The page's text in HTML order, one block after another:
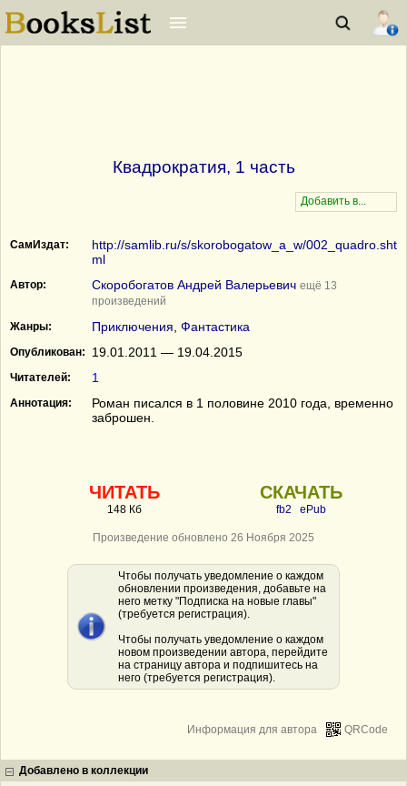
Квадрократия, 1 часть
СамИздат:
http://samlib.ru/s/skorobogatow_a_w/002_quadro.sht
ml
Автор: Скоробогатов Андрей Валерьевич ещё 13
произведений
Жанры:
Приключения Фантастика
Опубликован: 19.01.2011 — 19.04.2015
Читателей: 1
Аннотация:
Роман писался в 1 половине 2010 года, временно
заброшен.
ЧИТАТЬ
148 Кб
СКАЧАТЬ
fb2 ePub
Произведение обновлено 26 Ноября 2025
Чтобы получать уведомление о каждом
обновлении произведения, добавьте на
него метку "Подписка на новые главы"
(требуется регистрация).
Чтобы получать уведомление о каждом
новом произведении автора, перейдите
на страницу автора и подпишитесь на
него (требуется регистрация).
QRCode
Информация для автора
Добавлено в коллекции